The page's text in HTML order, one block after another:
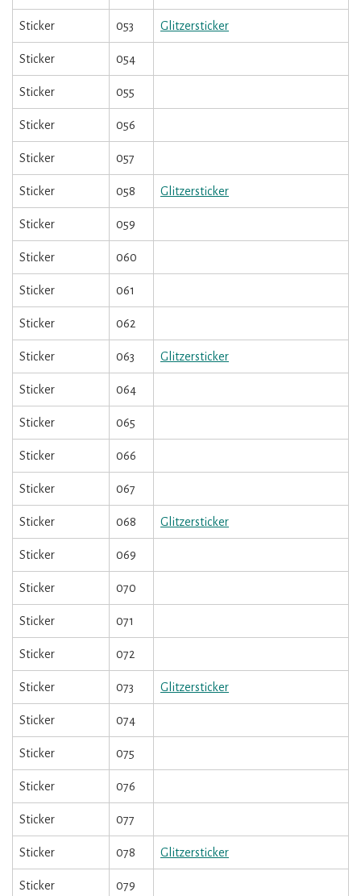
Sticker 053 Glitzersticker
Sticker 054
Sticker 055
Sticker 056
Sticker 057
Sticker 058 Glitzersticker
Sticker 059
Sticker 060
Sticker 061
Sticker 062
Sticker 063 Glitzersticker
Sticker 064
Sticker 065
Sticker 066
Sticker 067
Sticker 068 Glitzersticker
Sticker 069
Sticker 070
Sticker 071
Sticker 072
Sticker 073 Glitzersticker
Sticker 074
Sticker 075
Sticker 076
Sticker 077
Sticker 078 Glitzersticker
Sticker 079